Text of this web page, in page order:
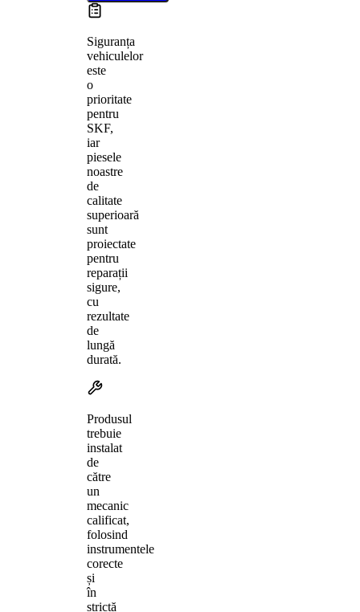
Siguranța
vehiculelor
este
o
prioritate
pentru
SKF,
iar
piesele
noastre
de
calitate
superioară
sunt
proiectate
pentru
reparații
sigure,
cu
rezultate
de
lungă
durată.
Produsul
trebuie
instalat
de
către
un
mecanic
calificat,
folosind
instrumentele
corecte
și
în
strictă